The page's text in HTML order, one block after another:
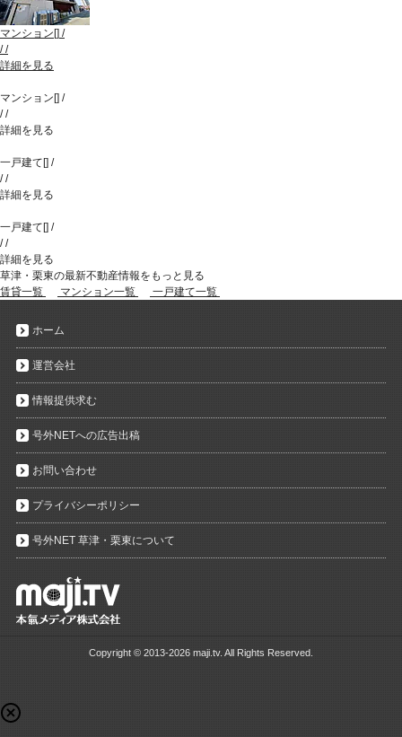
マンション[] /
//
詳細を見る
マンション[] /
//
詳細を見る
一戸建て[] /
//
詳細を見る
一戸建て[] /
//
詳細を見る
草津・栗東の最新不動産情報をもっと見る
賃貸一覧
マンション一覧 一戸建て一覧
ホーム
運営会社
情報提供求む
号外NETへの広告出稿
お問い合わせ
プライバシーポリシー
号外NET 草津・栗東について
Copyright © 2013-2026 maji.tv. All Rights Reserved.